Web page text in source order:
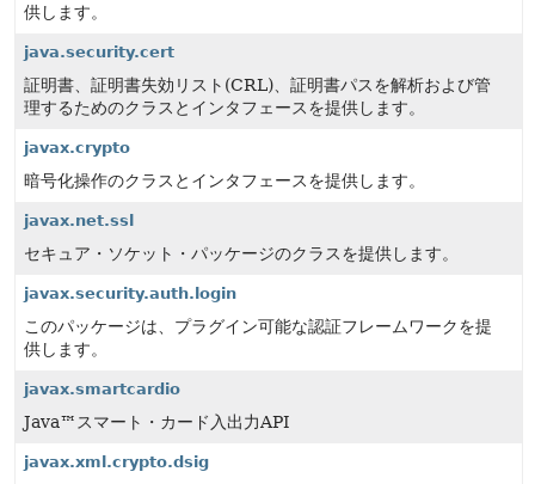
供します。
java.security.cert
証明書、証明書失効リスト(CRL)、証明書パスを解析および管
理するためのクラスとインタフェースを提供します。
javax.crypto
暗号化操作のクラスとインタフェースを提供します。
javax.net.ssl
セキュア・ソケット・パッケージのクラスを提供します。
javax.security.auth.login
このパッケージは、プラグイン可能な認証フレームワークを提
供します。
javax.smartcardio
Java™スマート・カード入出力API
javax.xml.crypto.dsig